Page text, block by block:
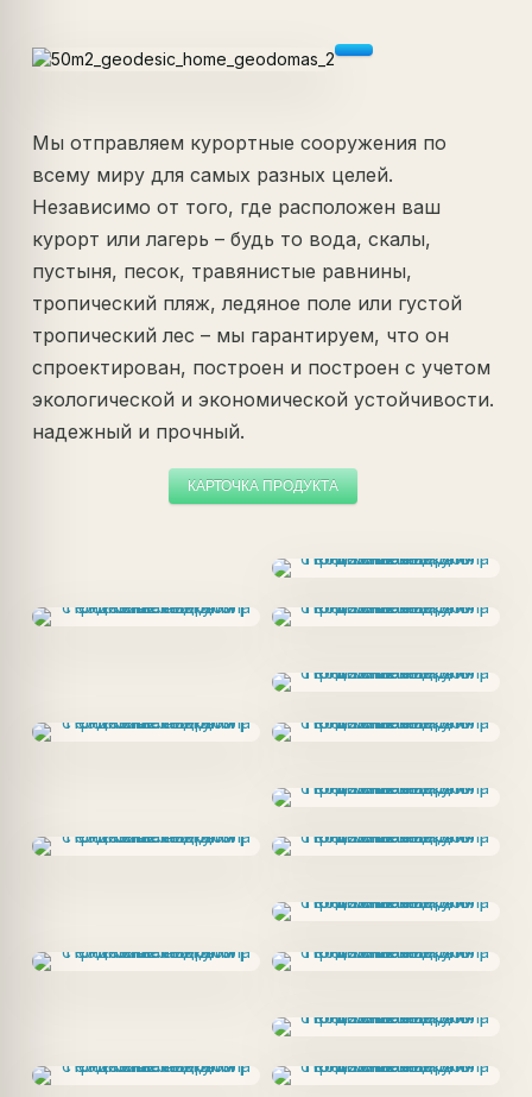
Мы отправляем курортные сооружения по
всему миру для самых разных целей.
Независимо от того, где расположен ваш
курорт или лагерь – будь то вода, скалы,
пустыня, песок, травянистые равнины,
тропический пляж, ледяное поле или густой
тропический лес – мы гарантируем, что он
спроектирован, построен и построен с учетом
экологической и экономической устойчивости.
надежный и прочный.
КАРТОЧКА ПРОДУКТА